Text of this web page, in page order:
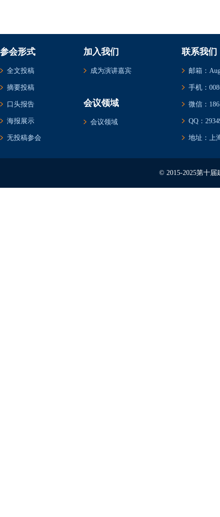
参会形式
全文投稿
摘要投稿
口头报告
海报展示
无投稿参会
加入我们
成为演讲嘉宾
会议领域
会议领域
联系我们
邮箱：
手机：
微信：
QQ：
地址：上
© 2015-2025第十